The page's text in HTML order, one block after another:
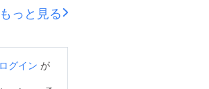
もっと見る
ログイン が